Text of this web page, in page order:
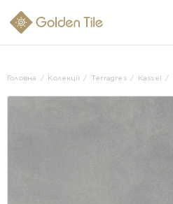
Головна Колекції Terragres Kassel